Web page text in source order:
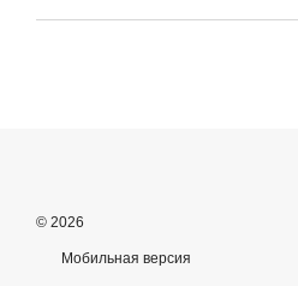
© 2026
Мобильная версия